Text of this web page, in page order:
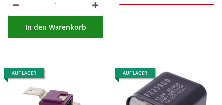
In den Warenkorb
AUF LAGER AUF LAGER